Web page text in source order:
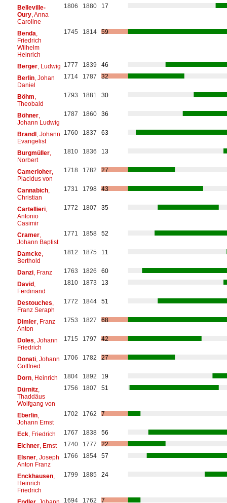
Belleville-
Oury, Anna
Caroline
1806 1880 17
Benda
Friedrich
Wilhelm
Heinrich
1745 1814 59
Berger, Ludwig 1777 1839
46
Berlin, Johan
Daniel
1714 1787 32
Böhm
Theobald
1793 1881 30
Böhner,
Johann Ludwig
1787 1860 36
Brandl, Johann
Evangelist
1760 1837 63
Burgmüller,
Norbert
1810 1836 13
Camerloher,
Placidus von
1718 1782 27
Cannabich,
Christian
1731 1798 43
Cartellieri,
Antonio
Casimir
1772 1807 35
Cramer,
Johann Baptist
1771 1858 52
Damcke,
Berthold
1812 1875 11
Danzi, Franz 1763 1826
60
David,
Ferdinand
1810 1873 13
Destouches
Franz Seraph
1772 1844 51
Dimler, Franz
Anton
1753 1827 68
Doles , Johann
Friedrich
1715 1797 42
Donati, Johann
Gottfried
1706 1782 27
Dorn, Heinrich 1804 1892
19
Dürnitz,
Thaddäus
Wolfgang von
1756 1807 51
Eberlin,
Johann Ernst
1702 1762 7
Eck, Friedrich 1767 1838
56
Eichner, Ernst 1740 1777
22
Elsner, Joseph
Anton Franz
1766 1854 57
Enckhausen,
Heinrich
Friedrich
1799 1885 24
1694 1762 7